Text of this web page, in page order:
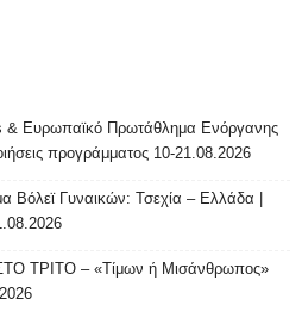
Ευρωπαϊκό Πρωτάθλημα Ενόργανης
προγράμματος 10-21.08.2026
Γυναικών: Τσεχία – Ελλάδα |
ΤΡΙΤΟ – «Τίμων ή Μισάνθρωπος»